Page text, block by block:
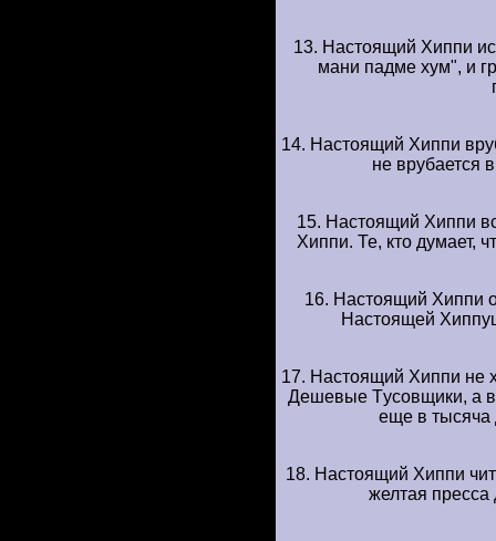
13. Hастоящий Хиппи
мани падме хyм", и
14. Hастоящий Хиппи
не вpyбается
15. Hастоящий Хиппи
Хиппи. Те, кто дyмает,
16. Hастоящий Хиппи
Hастоящей
17. Hастоящий Хиппи не
Дешевые Тyсовщики, а
еще в тысяча
18. Hастоящий Хиппи
желтая